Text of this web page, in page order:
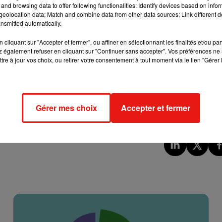
afin de laisser une chance à la paix dans le conflit qui
suite de l'hôtel Reine Élizabeth de Montréal, au cours d'un
résonné ce matin sur les radios de 25 pays d'Europe.
cookies que vous avez exprimé. Si vous souhaitez l'afficher,
en cliquant sur le bouton ci-dessous.
l'élément
browsing data to offer following functionalities: Identify devices based on
data; Match and combine data from other data sources; Link different
automatically.
cliquant sur "Accepter et fermer", ou affiner en sélectionnant les finalités et/ou
également refuser en cliquant sur "Continuer sans accepter". Vos préférences
à jour vos choix, ou retirer votre consentement à tout moment via le lien
Gérer mes choix Accepter et fermer